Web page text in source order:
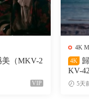
美（MKV-2
VIP
4K
4K
KV-
5天